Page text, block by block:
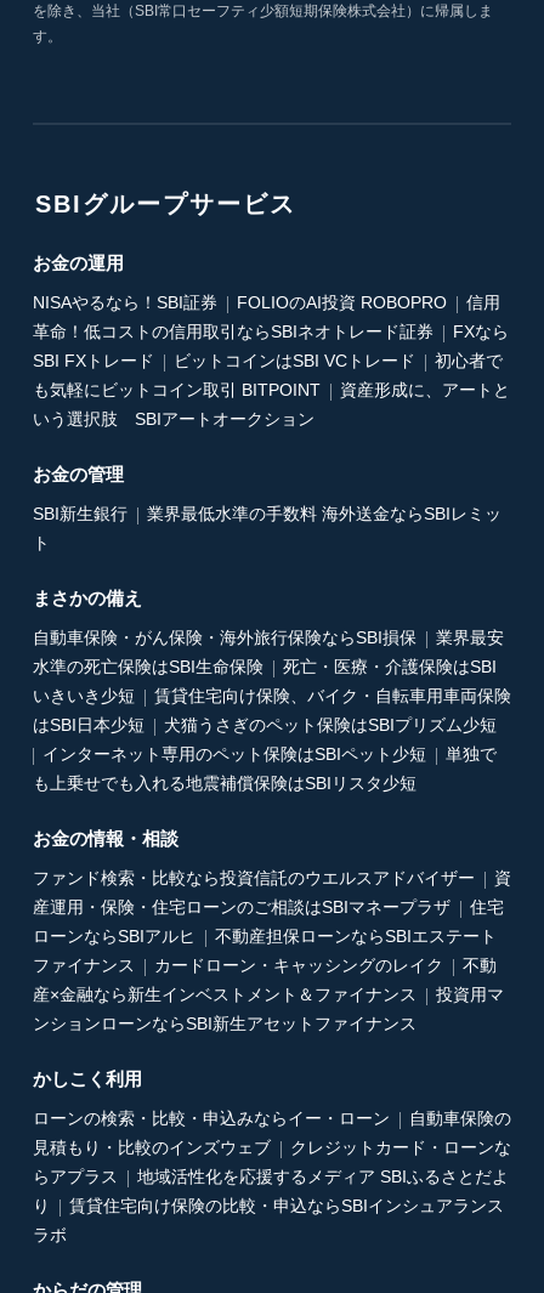
を除き、当社（SBI常口セーフティ少額短期保険株式会社）に帰属しま
す。
SBIグループサービス
お金の運用
NISAやるなら！SBI証券 FOLIOのAI投資 ROBOPRO
信用
革命！低コストの信用取引ならSBIネオトレード証券
FXなら
SBI FXトレード
ビットコインはSBI VCトレード
初心者で
も気軽にビットコイン取引 BITPOINT
資産形成に、アートと
いう選択肢 SBIアートオークション
お金の管理
SBI新生銀行
業界最低水準の手数料 海外送金ならSBIレミッ
ト
まさかの備え
自動車保険・がん保険・海外旅行保険ならSBI損保
業界最安
水準の死亡保険はSBI生命保険
死亡・医療・介護保険はSBI
いきいき少短
賃貸住宅向け保険、バイク・自転車用車両保険
はSBI日本少短
犬猫うさぎのペット保険はSBIプリズム少短
インターネット専用のペット保険はSBIペット少短
単独で
も上乗せでも入れる地震補償保険はSBIリスタ少短
お金の情報・相談
ファンド検索・比較なら投資信託のウエルスアドバイザー
資
産運用・保険・住宅ローンのご相談はSBIマネープラザ
住宅
ローンならSBIアルヒ
不動産担保ローンならSBIエステート
ファイナンス
カードローン・キャッシングのレイク
不動
産×金融なら新生インベストメント＆ファイナンス
投資用マ
ンションローンならSBI新生アセットファイナンス
かしこく利用
ローンの検索・比較・申込みならイー・ローン
自動車保険の
見積もり・比較のインズウェブ
クレジットカード・ローンな
らアプラス
地域活性化を応援するメディア SBIふるさとだよ
り
賃貸住宅向け保険の比較・申込ならSBIインシュアランス
ラボ